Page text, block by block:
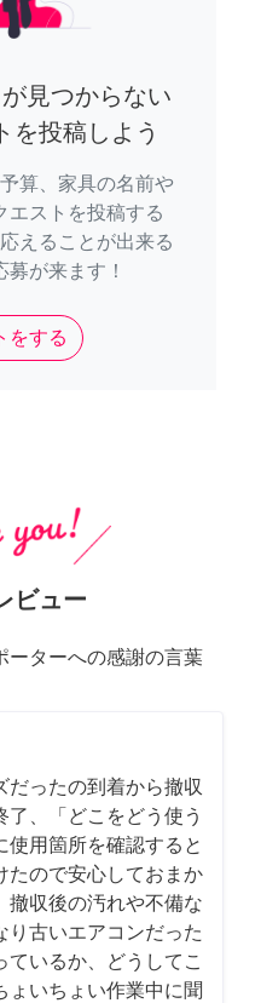
見つからない
を投稿しよう
算、家具の名前や
エストを投稿する
えることが出来る
が来ます！
をする
ビュー
ーターへの感謝の言葉
だったの到着から撤収
了、「どこをどう使う
用箇所を確認すると
たので安心しておまか
撤収後の汚れや不備な
り古いエアコンだった
いるか、どうしてこ
ょいちょい作業中に聞